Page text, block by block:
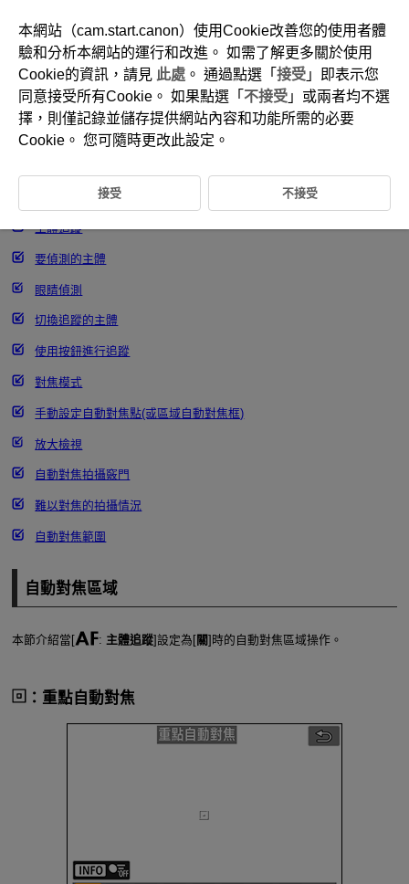
D180-125
選擇自動對焦區域
選擇自動對焦區域
主體追蹤
要偵測的主體
眼睛偵測
切換追蹤的主體
使用按鈕進行追蹤
對焦模式
手動設定自動對焦點(或區域自動對焦框)
放大檢視
自動對焦拍攝竅門
難以對焦的拍攝情況
自動對焦範圍
自動對焦區域
本節介紹當[ : 主體追蹤]設定為[關]時的自動對焦區域操作。
：重點自動對焦
本網站（cam.start.canon）使用Cookie改善您的使用者體
驗和分析本網站的運行和改進。 如需了解更多關於使用
Cookie的資訊，請見 此處 。 通過點選「 接受 」即表示您
同意接受所有Cookie。 如果點選「 不接受 」或兩者均不選
擇，則僅記錄並儲存提供網站內容和功能所需的必要
Cookie。 您可隨時更改此設定。
接受 不接受